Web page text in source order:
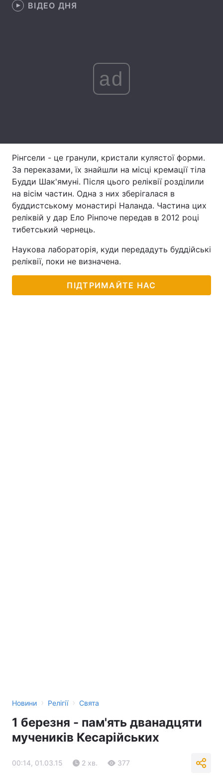
Техно і зв'язок
Погода
Інтерв'ю Думки
Архів Вакансії
Контакти
ВІДЕО ДНЯ
ad
Рінгсели - це гранули, кристали кулястої форми.
За переказами, їх знайшли на місці кремації тіла
Будди Шак'ямуні. Після цього реліквії розділили
на вісім частин. Одна з них зберігалася в
буддистському монастирі Наланда. Частина цих
реліквій у дар Ело Рінпоче передав в 2012 році
тибетський чернець.
Наукова лабораторія, куди передадуть буддійські
реліквії, поки не визначена.
ПІДТРИМАЙТЕ НАС
Новини › Релігії › Свята
1 березня - пам'ять дванадцяти
мучеників Кесарійських
00:14, 01.03.15 2 хв. 377